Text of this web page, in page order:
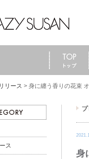
リース > 身に纏う香りの花束
ス
身